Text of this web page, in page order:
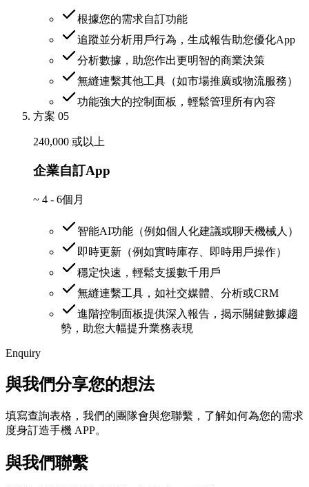
根據您的需求自訂功能
追蹤並分析用戶行為，生成報告助您優化App
分析數據，助您作出更明智的商業決策
無縫連繫其他工具（如市場推廣或物流服務）
功能強大的控制面板，輕鬆管理所有內容
方案 05
240,000 或以上
企業自訂App
~ 4 - 6個月
智能AI功能（例如個人化建議或聊天機械人）
即時更新（例如實時庫存、即時用戶操作）
穩定快速，輕鬆支援數千用戶
無縫連繫工具，如社交媒體、分析或CRM
進階控制面板提供深入報告，揭示關鍵數據趨
勢，助您大幅提升業務表現
Enquiry
與我們分享您的想法
填寫查詢表格，我們的團隊會與您聯繫，了解如何為您的需求
度身訂造手機 APP。
與我們聯繫